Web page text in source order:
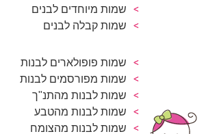
שמות מיוחדים לבנים
שמות קבלה לבנים
שמות פופולארים לבנות
שמות מפורסמים לבנות
שמות לבנות מהתנ"ך
שמות לבנות מהטבע
שמות לבנות מהצומח